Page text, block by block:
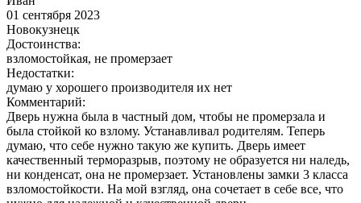
01 сентября 2023
Новокузнецк
Достоинства:
взломостойкая, не промерзает
Недостатки:
думаю у хорошего производителя их нет
Комментарий:
Дверь нужна была в частный дом, чтобы не промерзала и
была стойкой ко взлому. Устанавливал родителям. Теперь
думаю, что себе нужно такую же купить. Дверь имеет
качественный терморазрыв, поэтому не образуется ни наледь,
ни конденсат, она не промерзает. Установлены замки 3 класса
взломостойкости. На мой взгляд, она сочетает в себе все, что